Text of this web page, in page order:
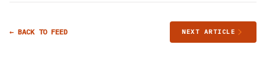
← BACK TO FEED NEXT ARTICLE